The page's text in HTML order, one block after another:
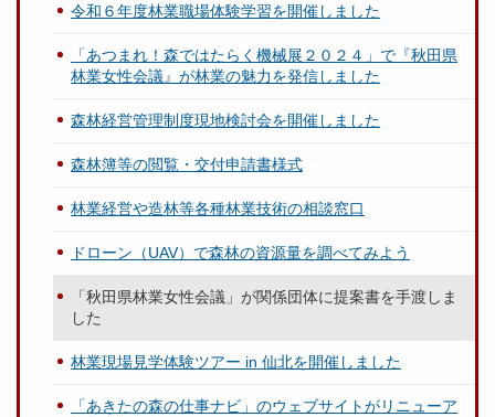
令和６年度林業職場体験学習を開催しました
「あつまれ！森ではたらく機械展２０２４」で『秋田県
林業女性会議』が林業の魅力を発信しました
森林経営管理制度現地検討会を開催しました
森林簿等の閲覧・交付申請書様式
林業経営や造林等各種林業技術の相談窓口
ドローン（UAV）で森林の資源量を調べてみよう
「秋田県林業女性会議」が関係団体に提案書を手渡しま
した
林業現場見学体験ツアー in 仙北を開催しました
「あきたの森の仕事ナビ」のウェブサイトがリニューア